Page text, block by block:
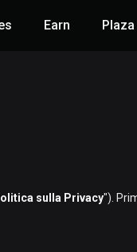
Earn Plaza
sulla Privacy").